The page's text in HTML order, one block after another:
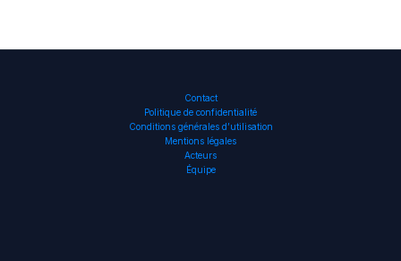
Contact
Politique de confidentialité
Conditions générales d’utilisation
Mentions légales
Acteurs
Équipe